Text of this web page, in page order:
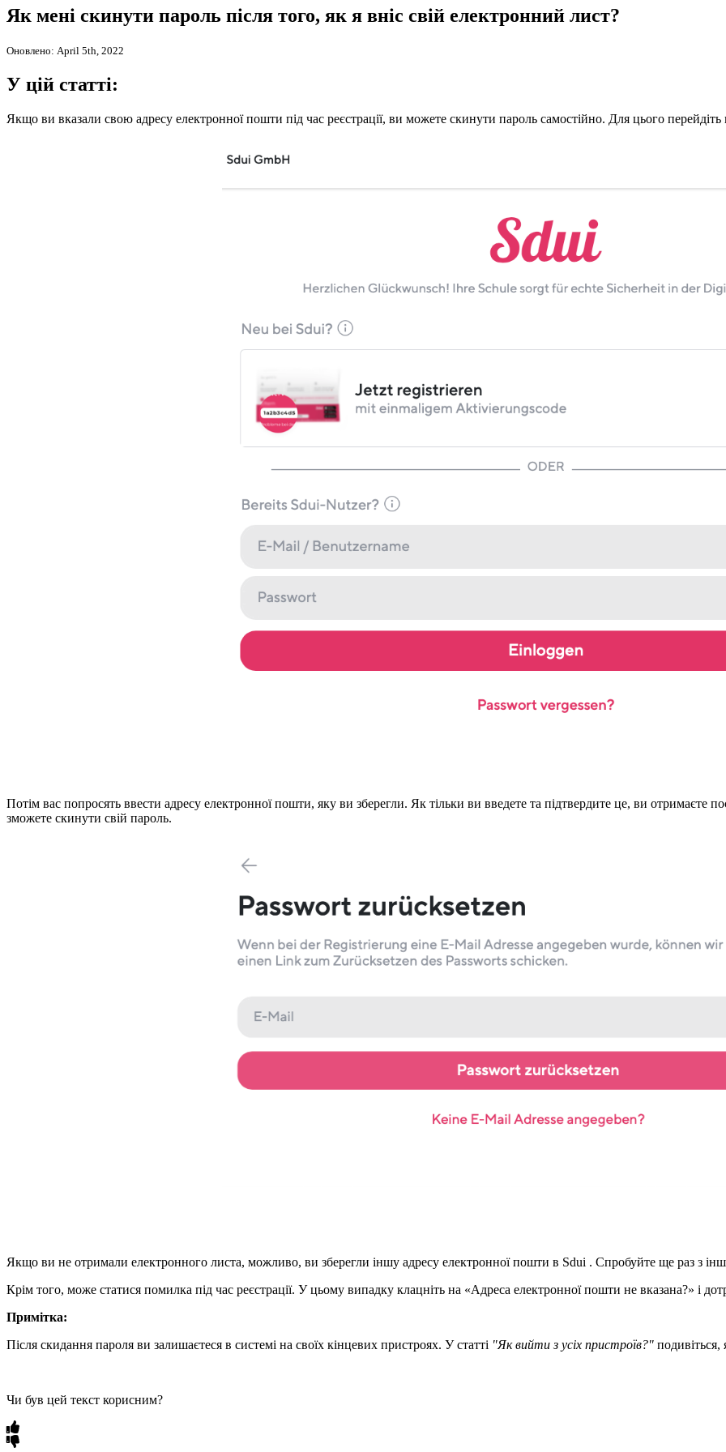
Як мені скинути пароль після того, як я вніс свій електронний лист?
Оновлено: April 5th, 2022
У цій статті:
Якщо ви вказали свою адресу електронної пошти під час реєстрації, ви можете скинути пароль самостійно. Для цього
Потім вас попросять ввести адресу електронної пошти, яку ви зберегли. Як тільки ви введете та підтвердите це, ви
зможете скинути свій пароль.
Якщо ви не отримали електронного листа, можливо, ви зберегли іншу адресу електронної пошти в Sdui . Спробуйте ще раз з
Крім того, може статися помилка під час реєстрації. У цьому випадку клацніть на «Адреса електронної пошти не вказана?» і
Примітка:
Після скидання пароля ви залишаєтеся в системі на своїх кінцевих пристроях. У статті "Як вийти з усіх пристроїв?" подивіться,
Чи був цей текст корисним?